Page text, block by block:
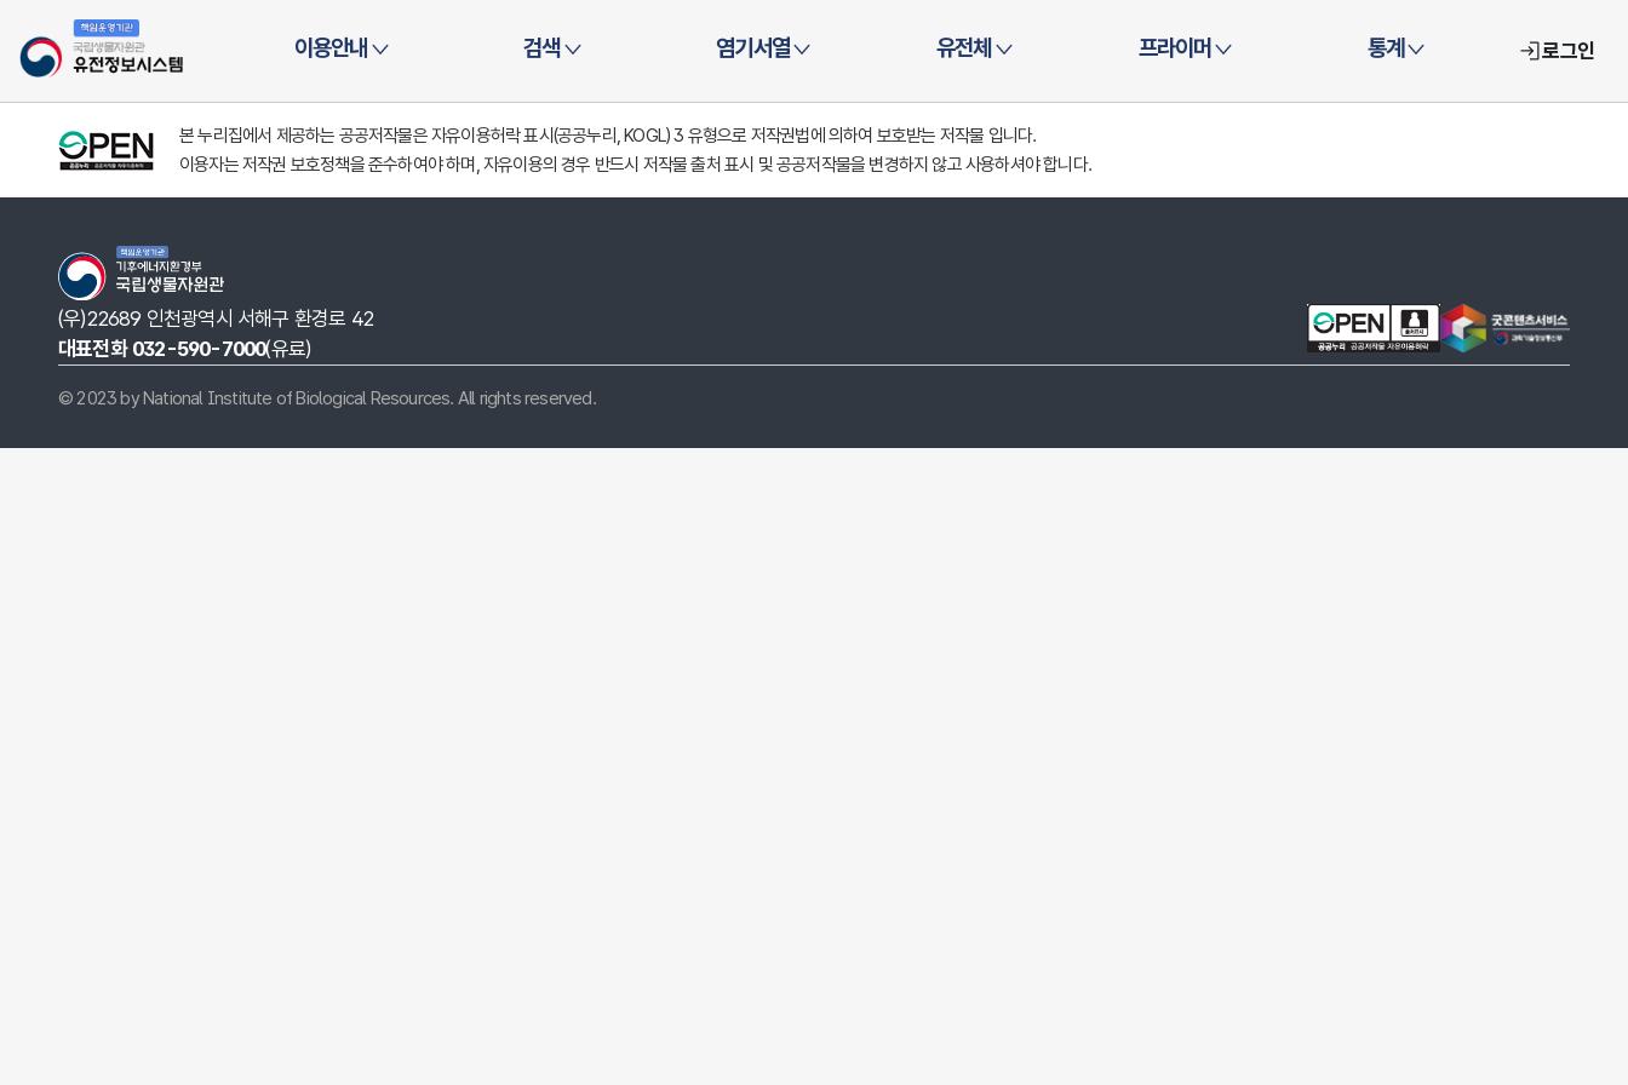
템 이용안내 검색 염기서열 유전체 프라이머 통계 로그인
본 누리집에서 제공하는 공공저작물은 자유이용허락 표시(공공누리, KOGL) 3 유형으로 저작권법에 의하여 보호받는 저작물 입니다.
이용자는 저작권 보호정책을 준수하여야 하며, 자유이용의 경우 반드시 저작물 출처 표시 및 공공저작물을 변경하지 않고 사용하셔야 합니다.
(우)22689 인천광역시 서해구 환경로 42
대표전화 032-590-7000(유료)
© 2023 by National Institute of Biological Resources. All rights reserved.